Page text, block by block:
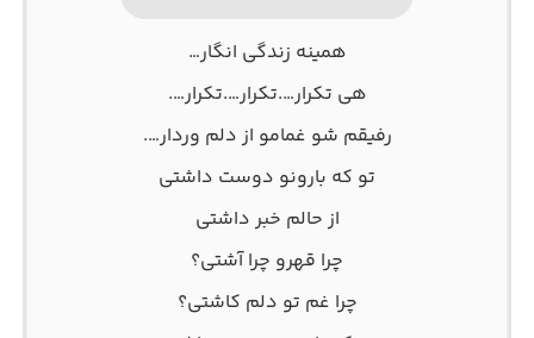
همینه زندگی انگار…
هی تکرار….تکرار….تکرار….
رفیقم شو غمامو از دلم وردار….
تو که بارونو دوست داشتی
از حالم خبر داشتی
چرا قهرو چرا آشتی؟
چرا غم تو دلم کاشتی؟